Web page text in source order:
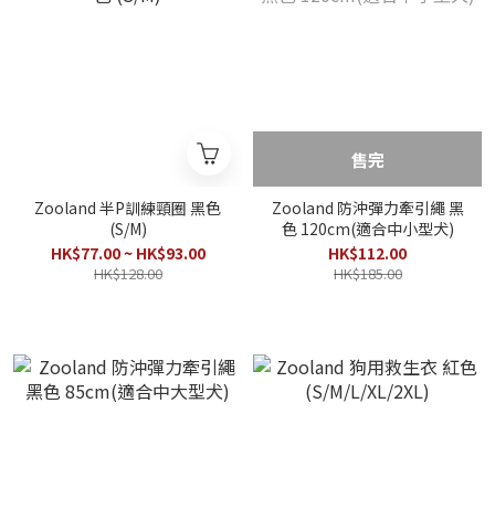
Zooland 半P訓練頸圈 黑色
(S/M)
HK$77.00 ~ HK$93.00
HK$128.00
售完
Zooland 防沖彈力牽引繩 黑
色 120cm(適合中小型犬)
HK$112.00
HK$185.00